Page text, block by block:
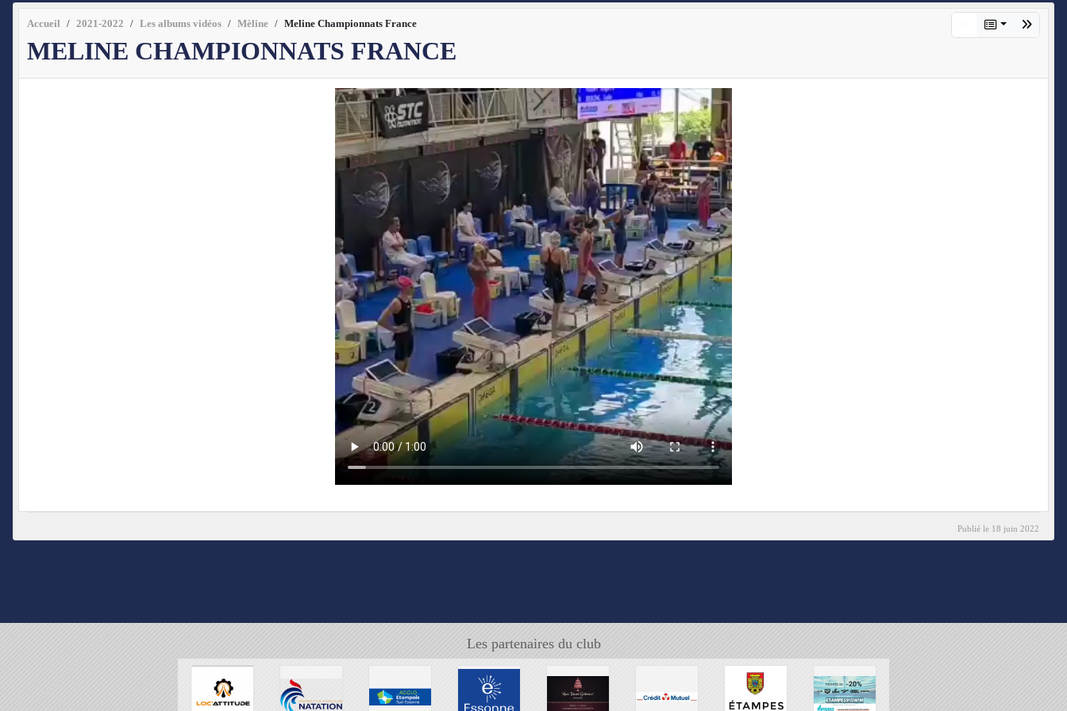
Accueil 2021-2022 Les albums vidéos Mèline Meline Championnats France
MELINE CHAMPIONNATS FRANCE
Publié le 18 juin 2022
Les partenaires du club